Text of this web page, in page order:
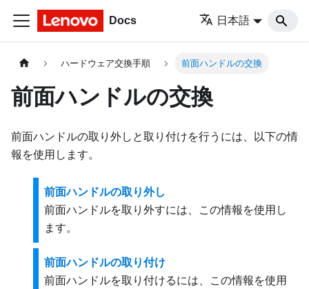
Docs 日本語
ハードウェア交換手順 前面ハンドルの交換
前面ハンドルの交換
前面ハンドルの取り外しと取り付けを行うには、以下の情
報を使用します。
前面ハンドルの取り外し
前面ハンドルを取り外すには、この情報を使用し
ます。
前面ハンドルの取り付け
前面ハンドルを取り付けるには、この情報を使用